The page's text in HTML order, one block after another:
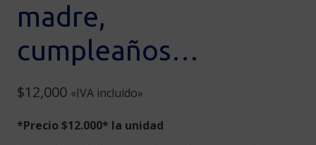
madre,
cumpleaños…
$12,000 «IVA incluido»
*Precio $12.000* la unidad